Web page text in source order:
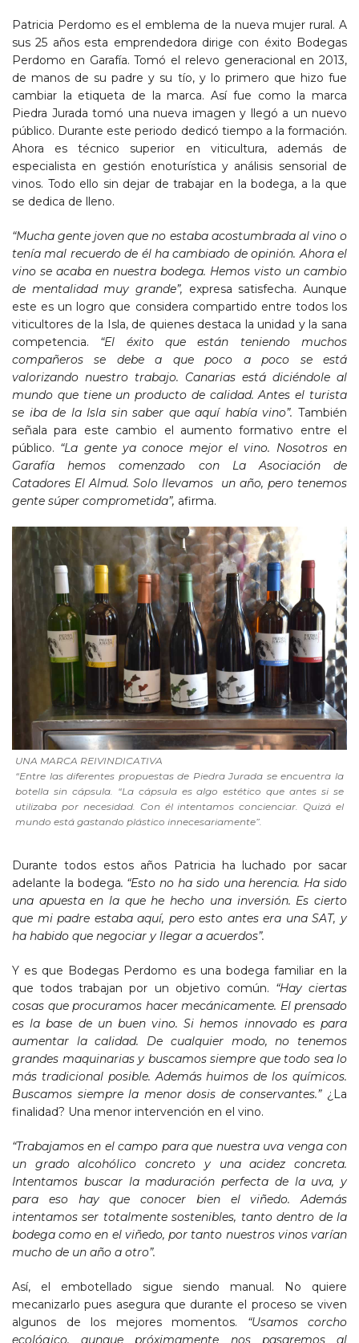
Patricia Perdomo es el emblema de la nueva mujer rural. A
sus 25 años esta emprendedora dirige con éxito Bodegas
Perdomo en Garafía. Tomó el relevo generacional en 2013,
de manos de su padre y su tío, y lo primero que hizo fue
cambiar la etiqueta de la marca. Así fue como la marca
Piedra Jurada tomó una nueva imagen y llegó a un nuevo
público. Durante este periodo dedicó tiempo a la formación.
Ahora es técnico superior en viticultura, además de
especialista en gestión enoturística y análisis sensorial de
vinos. Todo ello sin dejar de trabajar en la bodega, a la que
se dedica de lleno.
“Mucha gente joven que no estaba acostumbrada al vino o
tenía mal recuerdo de él ha cambiado de opinión. Ahora el
vino se acaba en nuestra bodega. Hemos visto un cambio
de mentalidad muy grande”, expresa satisfecha. Aunque
este es un logro que considera compartido entre todos los
viticultores de la Isla, de quienes destaca la unidad y la sana
competencia. “El éxito que están teniendo muchos
compañeros se debe a que poco a poco se está
valorizando nuestro trabajo. Canarias está diciéndole al
mundo que tiene un producto de calidad. Antes el turista
se iba de la Isla sin saber que aquí había vino”. También
señala para este cambio el aumento formativo entre el
público. “La gente ya conoce mejor el vino. Nosotros en
Garafía hemos comenzado con La Asociación de
Catadores El Almud. Solo llevamos un año, pero tenemos
gente súper comprometida”, afirma.
UNA MARCA REIVINDICATIVA
“Entre las diferentes propuestas de Piedra Jurada se encuentra la
botella sin cápsula. “La cápsula es algo estético que antes si se
utilizaba por necesidad. Con él intentamos concienciar. Quizá el
mundo está gastando plástico innecesariamente”.
Durante todos estos años Patricia ha luchado por sacar
adelante la bodega. “Esto no ha sido una herencia. Ha sido
una apuesta en la que he hecho una inversión. Es cierto
que mi padre estaba aquí, pero esto antes era una SAT, y
ha habido que negociar y llegar a acuerdos”.
Y es que Bodegas Perdomo es una bodega familiar en la
que todos trabajan por un objetivo común. “Hay ciertas
cosas que procuramos hacer mecánicamente. El prensado
es la base de un buen vino. Si hemos innovado es para
aumentar la calidad. De cualquier modo, no tenemos
grandes maquinarias y buscamos siempre que todo sea lo
más tradicional posible. Además huimos de los químicos.
Buscamos siempre la menor dosis de conservantes.”¿La
finalidad? Una menor intervención en el vino.
“Trabajamos en el campo para que nuestra uva venga con
un grado alcohólico concreto y una acidez concreta.
Intentamos buscar la maduración perfecta de la uva, y
para eso hay que conocer bien el viñedo. Además
intentamos ser totalmente sostenibles, tanto dentro de la
bodega como en el viñedo, por tanto nuestros vinos varían
mucho de un año a otro”.
Así, el embotellado sigue siendo manual. No quiere
mecanizarlo pues asegura que durante el proceso se viven
algunos de los mejores momentos. “Usamos corcho